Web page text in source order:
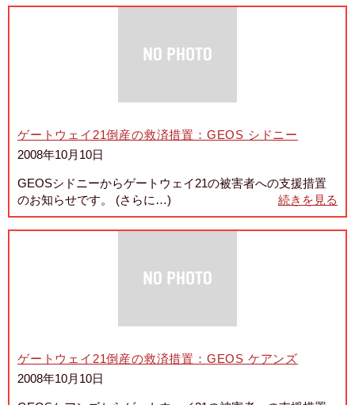
ゲートウェイ21倒産の救済措置：GEOS シドニー
2008年10月10日
GEOSシドニーからゲートウェイ21の被害者への支援措置
のお知らせです。 (さらに…)
続きを見る
ゲートウェイ21倒産の救済措置：GEOS ケアンズ
2008年10月10日